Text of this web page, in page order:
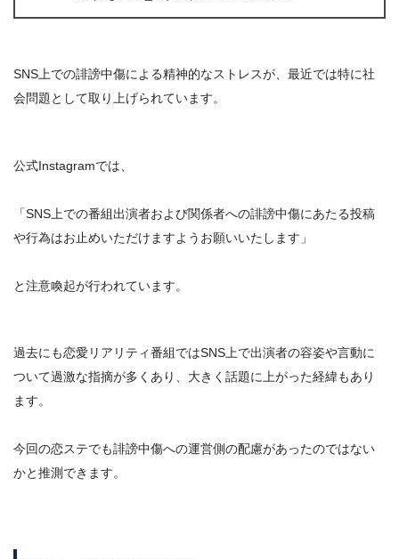
SNS上での誹謗中傷による精神的なストレスが、最近では特に社
会問題として取り上げられています。
公式Instagramでは、
「SNS上での番組出演者および関係者への誹謗中傷にあたる投稿
や行為はお止めいただけますようお願いいたします 」
と注意喚起が行われています。
過去にも恋愛リアリティ番組ではSNS上で出演者の容姿や言動に
ついて過激な指摘が多くあり、大きく話題に上がった経緯もあり
ます。
今回の恋ステでも誹謗中傷への運営側の配慮があったのではない
かと推測できます。